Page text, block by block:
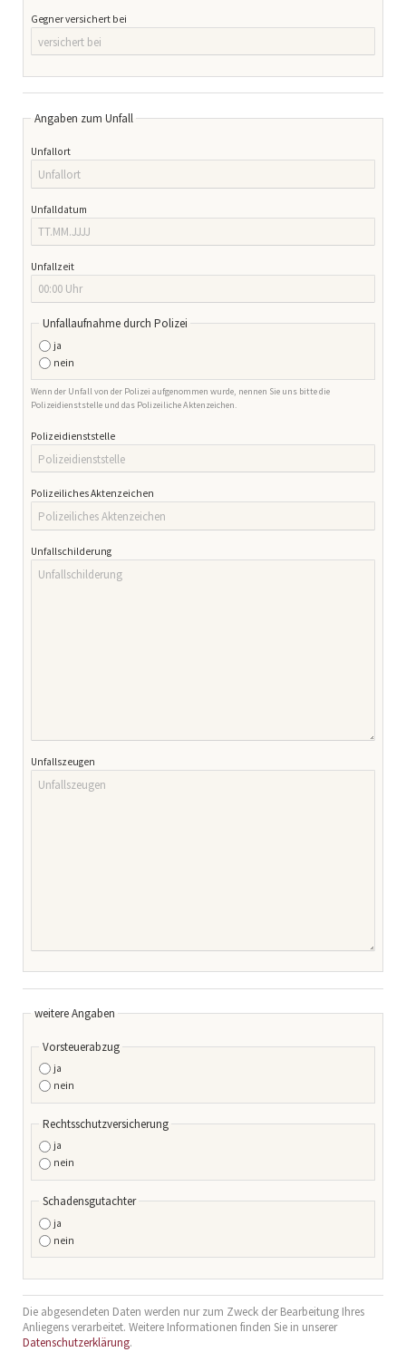
Gegner versichert bei
Angaben zum Unfall
Unfallort
Unfalldatum
Unfallzeit
Unfallaufnahme durch Polizei
ja
nein
Wenn der Unfall von der Polizei aufgenommen wurde, nennen Sie uns bitte die
Polizeidienststelle und das Polizeiliche Aktenzeichen.
Polizeidienststelle
Polizeiliches Aktenzeichen
Unfallschilderung
Unfallszeugen
weitere Angaben
Vorsteuerabzug
ja
nein
Rechtsschutzversicherung
ja
nein
Schadensgutachter
ja
nein
Die abgesendeten Daten werden nur zum Zweck der Bearbeitung Ihres
Anliegens verarbeitet. Weitere Informationen finden Sie in unserer
Datenschutzerklärung.